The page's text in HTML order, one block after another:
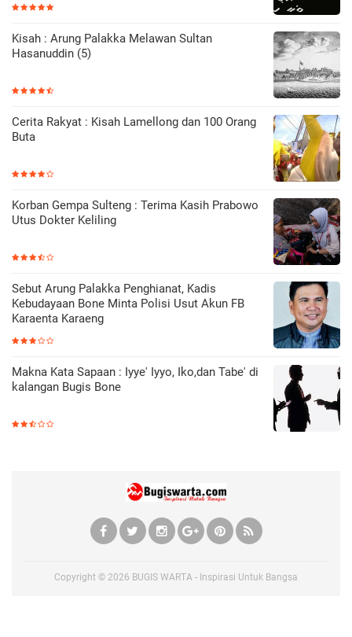
Kisah : Arung Palakka Melawan Sultan
Hasanuddin (5)
Cerita Rakyat : Kisah Lamellong dan 100 Orang
Buta
Korban Gempa Sulteng : Terima Kasih Prabowo
Utus Dokter Keliling
Sebut Arung Palakka Penghianat, Kadis
Kebudayaan Bone Minta Polisi Usut Akun FB
Karaenta Karaeng
Makna Kata Sapaan : Iyye' Iyyo, Iko,dan Tabe' di
kalangan Bugis Bone
Copyright © 2026 BUGIS WARTA - Inspirasi Untuk Bangsa